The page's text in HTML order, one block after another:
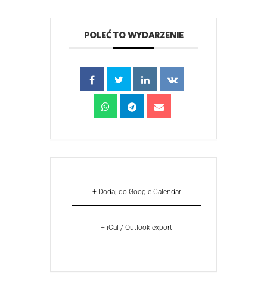
POLEĆ TO WYDARZENIE
+ Dodaj do Google Calendar
+ iCal / Outlook export